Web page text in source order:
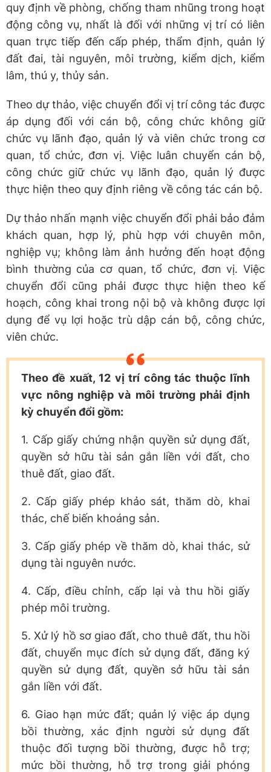
quy định về phòng, chống tham nhũng trong hoạt
động công vụ, nhất là đối với những vị trí có liên
quan trực tiếp đến cấp phép, thẩm định, quản lý
đất đai, tài nguyên, môi trường, kiểm dịch, kiểm
lâm, thú y, thủy sản.
Theo dự thảo, việc chuyển đổi vị trí công tác được
áp dụng đối với cán bộ, công chức không giữ
chức vụ lãnh đạo, quản lý và viên chức trong cơ
quan, tổ chức, đơn vị. Việc luân chuyển cán bộ,
công chức giữ chức vụ lãnh đạo, quản lý được
thực hiện theo quy định riêng về công tác cán bộ.
Dự thảo nhấn mạnh việc chuyển đổi phải bảo đảm
khách quan, hợp lý, phù hợp với chuyên môn,
nghiệp vụ; không làm ảnh hưởng đến hoạt động
bình thường của cơ quan, tổ chức, đơn vị. Việc
chuyển đổi cũng phải được thực hiện theo kế
hoạch, công khai trong nội bộ và không được lợi
dụng để vụ lợi hoặc trù dập cán bộ, công chức,
viên chức.
Theo đề xuất, 12 vị trí công tác thuộc lĩnh
vực nông nghiệp và môi trường phải định
kỳ chuyển đổi gồm:
1. Cấp giấy chứng nhận quyền sử dụng đất,
quyền sở hữu tài sản gắn liền với đất, cho
thuê đất, giao đất.
2. Cấp giấy phép khảo sát, thăm dò, khai
thác, chế biến khoáng sản.
3. Cấp giấy phép về thăm dò, khai thác, sử
dụng tài nguyên nước.
4. Cấp, điều chỉnh, cấp lại và thu hồi giấy
phép môi trường.
5. Xử lý hồ sơ giao đất, cho thuê đất, thu hồi
đất, chuyển mục đích sử dụng đất, đăng ký
quyền sử dụng đất, quyền sở hữu tài sản
gắn liền với đất.
6. Giao hạn mức đất; quản lý việc áp dụng
bồi thường, xác định người sử dụng đất
thuộc đối tượng bồi thường, được hỗ trợ;
mức bồi thường, hỗ trợ trong giải phóng